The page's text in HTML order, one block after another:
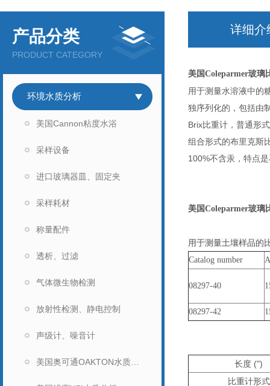
产品分类
PRODUCT CATEGORY
环境水质分析
美国Cannon粘度水浴
采样设备
进口玻璃器皿、固定夹
采样耗材
称量配件
透析、过滤
气体微生物检测
放射性检测、静电控制
声级计、噪音计
详细介
美国Coleparmer玻璃
用于测量水溶液中的
独序列化的，包括由
Brix比重计，普通形
组合形式的布里克斯
100%不含汞，特点
美国Coleparmer玻璃
用于测量土壤样品的
Catalog number
08297-40
08297-42
长度 (")
比重计形式